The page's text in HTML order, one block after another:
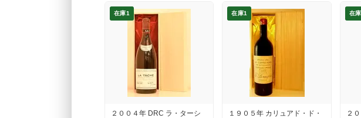
在庫1
２００４年 DRC ラ・ターシ
在庫1
１９０５年 カリュアド・ド・
在
２